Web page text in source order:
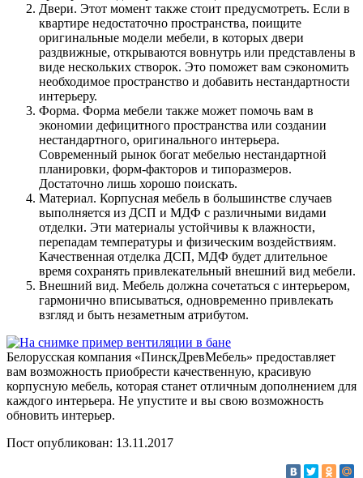
Двери. Этот момент также стоит предусмотреть. Если в
квартире недостаточно пространства, поищите
оригинальные модели мебели, в которых двери
раздвижные, открываются вовнутрь или представлены в
виде нескольких створок. Это поможет вам сэкономить
необходимое пространство и добавить нестандартности
интерьеру.
Форма. Форма мебели также может помочь вам в
экономии дефицитного пространства или создании
нестандартного, оригинального интерьера.
Современный рынок богат мебелью нестандартной
планировки, форм-факторов и типоразмеров.
Достаточно лишь хорошо поискать.
Материал. Корпусная мебель в большинстве случаев
выполняется из ДСП и МДФ с различными видами
отделки. Эти материалы устойчивы к влажности,
перепадам температуры и физическим воздействиям.
Качественная отделка ДСП, МДФ будет длительное
время сохранять привлекательный внешний вид мебели.
Внешний вид. Мебель должна сочетаться с интерьером,
гармонично вписываться, одновременно привлекать
взгляд и быть незаметным атрибутом.
Белорусская компания «ПинскДревМебель» предоставляет
вам возможность приобрести качественную, красивую
корпусную мебель, которая станет отличным дополнением для
каждого интерьера. Не упустите и вы свою возможность
обновить интерьер.
Пост опубликован: 13.11.2017